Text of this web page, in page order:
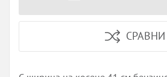
СРАВНИ